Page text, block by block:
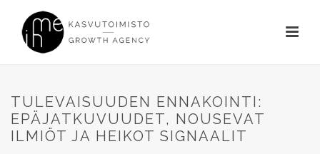
TULEVAISUUDEN ENNAKOINTI:
EPÄJATKUVUUDET, NOUSEVAT
ILMIÖT JA HEIKOT SIGNAALIT